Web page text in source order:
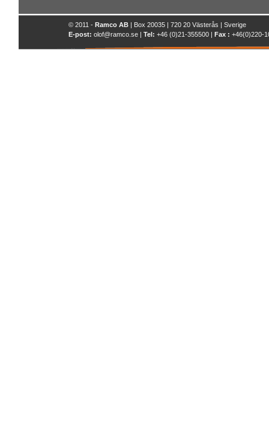
© 2011 - Ramco AB | Box 20035 | 720 20 Västerås | Sverige
E-post: olof@ramco.se | Tel: +46 (0)21-355500 | Fax : +46(0)220-